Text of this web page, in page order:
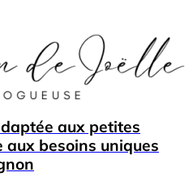
aux petites
aux besoins uniques